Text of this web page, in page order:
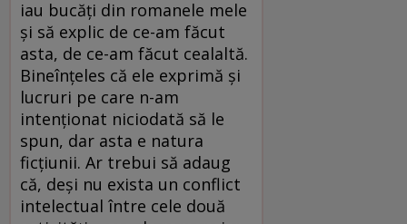
iau bucăţi din romanele mele
şi să explic de ce-am făcut
asta, de ce-am făcut cealaltă.
Bineînţeles că ele exprimă şi
lucruri pe care n-am
intenţionat niciodată să le
spun, dar asta e natura
ficţiunii. Ar trebui să adaug
că, deşi nu exista un conflict
intelectual între cele două